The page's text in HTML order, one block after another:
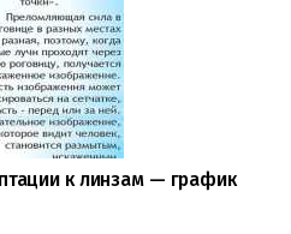
к линзам — график